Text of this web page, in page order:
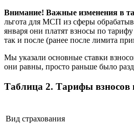
Внимание! Важные изменения в
льгота для МСП из сферы
января они платят взносы по
так и после (ранее после лимита
Мы указали основные ставки
они равны, просто раньше было
Таблица 2. Тарифы взносов
Вид страхования